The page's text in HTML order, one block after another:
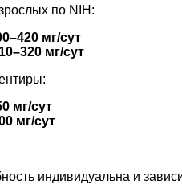
по NIH:
мг/сут
мг/сут
мг/сут
мг/сут
индивидуальна и